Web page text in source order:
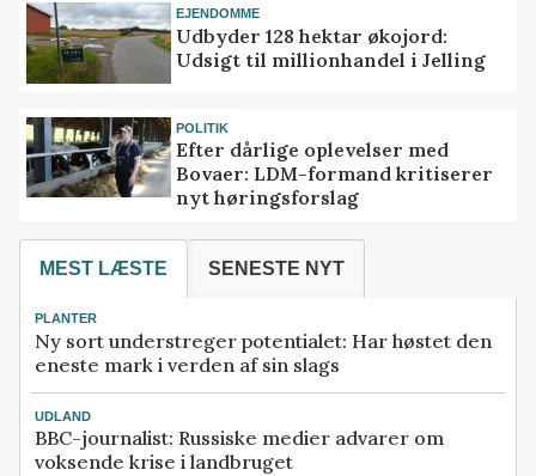
EJENDOMME
Udbyder 128 hektar økojord:
Udsigt til millionhandel i Jelling
POLITIK
Efter dårlige oplevelser med
Bovaer: LDM-formand kritiserer
nyt høringsforslag
MEST LÆSTE SENESTE NYT
PLANTER
Ny sort understreger potentialet: Har høstet den
eneste mark i verden af sin slags
UDLAND
BBC-journalist: Russiske medier advarer om
voksende krise i landbruget